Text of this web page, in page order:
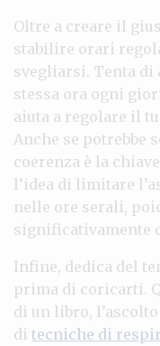
Oltre a creare il
stabilire orari
svegliarsi. Tenta di
stessa ora ogni
aiuta a regolare il
Anche se potrebbe
coerenza è la
l’idea di limitare
nelle ore serali,
significativamente
Infine, dedica del
prima di coricarti.
di un libro,
di tecniche di